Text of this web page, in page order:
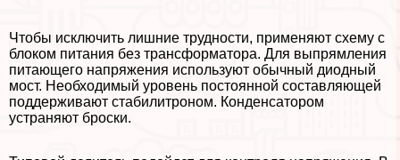
Чтобы исключить лишние трудности, применяют схему с
блоком питания без трaнcформатора. Для выпрямления
питающего напряжения используют обычный диодный
мост. Необходимый уровень постоянной составляющей
поддерживают стабилитроном. Конденсатором
устраняют броски.